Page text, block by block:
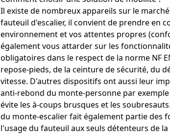
Il existe de nombreux appareils sur le
fauteuil d'escalier, il convient de prendre en
environnement et vos attentes propres
également vous attarder sur les
obligatoires dans le respect de la norme NF
repose-pieds, de la ceinture de sécurité, du
vitesse. D'autres dispositifs ont aussi leur
anti-rebond du monte-personne par
évite les à-coups brusques et les
du monte-escalierfait également partie des
l'usage du fauteuil aux seuls détenteurs de